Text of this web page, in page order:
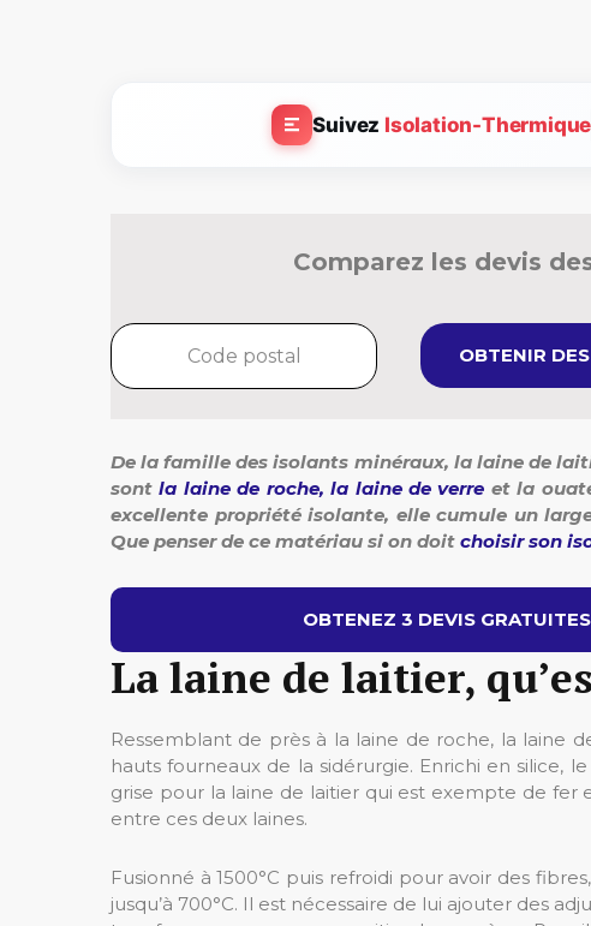
Suivez Isolation-Thermique
Comparez les devis
OBTENIR
De la famille des isolants minéraux, la laine de
sontla laine de roche, la laine de verre et la
excellente propriété isolante, elle cumule un
Que penser de ce matériau si on doit choisir son
OBTENEZ 3 DEVIS
La laine de laitier,
Ressemblant de près à la laine de roche, la laine
hauts fourneaux de la sidérurgie. Enrichi en silice,
grise pour la laine de laitier qui est exempte de
entre ces deux laines.
Fusionné à 1500°C puis refroidi pour avoir des
jusqu’à 700°C. Il est nécessaire de lui ajouter des